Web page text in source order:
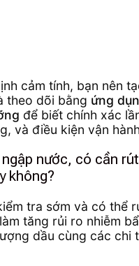
cảm tính, bạn nên
theo dõi bằng ứng
để biết chính xác
và điều kiện vận
nước, có cần
không?
tra sớm và có thể
tăng rủi ro nhiễm
dầu cùng các chi